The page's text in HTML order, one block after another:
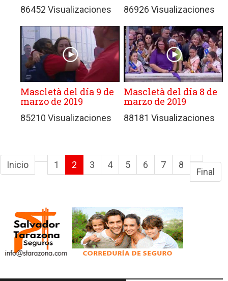
86452 Visualizaciones 86926 Visualizaciones
Mascletà del día 9 de
marzo de 2019
85210 Visualizaciones
Mascletà del día 8 de
marzo de 2019
88181 Visualizaciones
Inicio 1 2 3 4 5 6 7 8
Final